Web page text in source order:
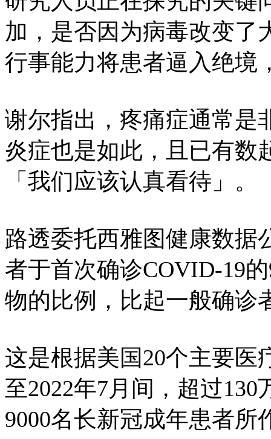
加，是否因为病毒改变了
行事能力将患者逼入绝境
谢尔指出，疼痛症通常是
炎症也是如此，且已有数
「我们应该认真看待」。
路透委托西雅图健康数据
者于首次确诊COVID-19
物的比例，比起一般确诊
这是根据美国20个主要医
至2022年7月间，超过
9000名长新冠成年患者所